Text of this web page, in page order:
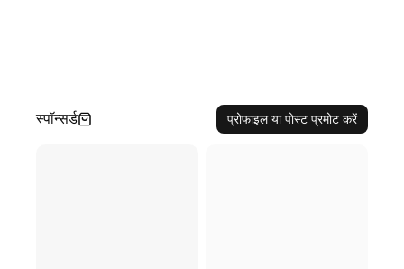
स्पॉन्सर्ड प्रोफाइल या पोस्ट प्रमोट करें